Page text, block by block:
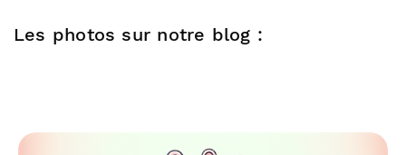
Les photos sur notre blog :